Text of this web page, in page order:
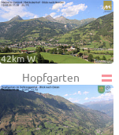
42km W
Hopfgarten